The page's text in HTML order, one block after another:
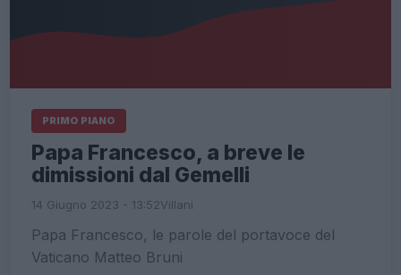
PRIMO PIANO
Papa Francesco, a breve le
dimissioni dal Gemelli
14 Giugno 2023 - 13:52Villani
Papa Francesco, le parole del portavoce del
Vaticano Matteo Bruni